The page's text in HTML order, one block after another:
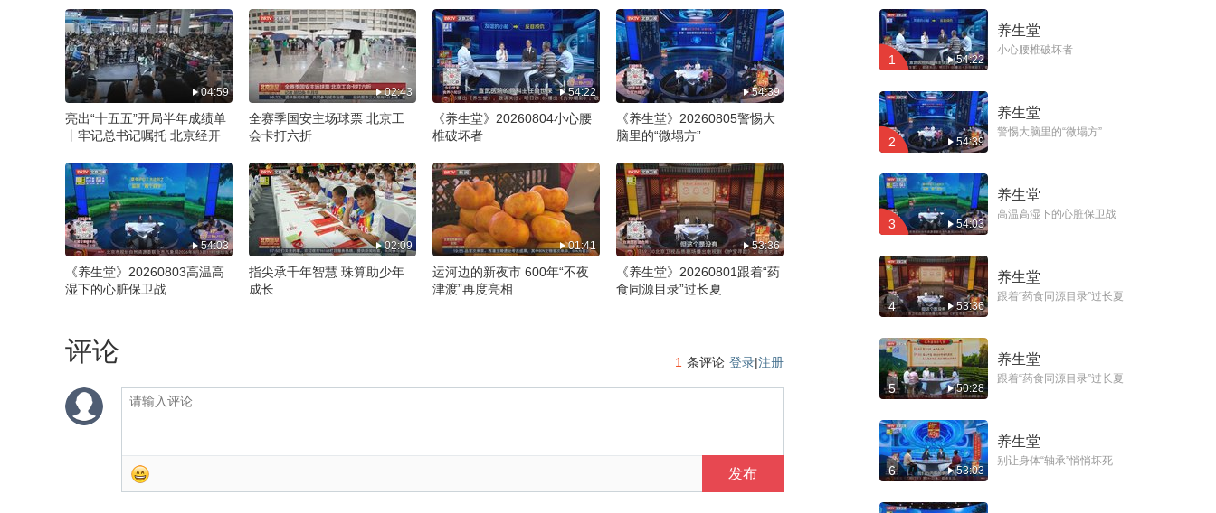
04:59
亮出“十五五”开局半年成绩单
丨牢记总书记嘱托 北京经开
02:43
全赛季国安主场球票 北京工
会卡打六折
54:22
《养生堂》20260804小心腰
椎破坏者
54:39
《养生堂》20260805警惕大
脑里的“微塌方”
54:03
《养生堂》20260803高温高
湿下的心脏保卫战
02:09
指尖承千年智慧 珠算助少年
成长
01:41
运河边的新夜市 600年“不夜
津渡”再度亮相
53:36
《养生堂》20260801跟着“药
食同源目录”过长夏
评论 1 条评论 登录|注册
发布
1 54:22
养生堂
小心腰椎破坏者
2 54:39
养生堂
警惕大脑里的“微塌方”
3 54:03
养生堂
高温高湿下的心脏保卫战
4 53:36
养生堂
跟着“药食同源目录”过长夏
5 50:28
养生堂
跟着“药食同源目录”过长夏
6 53:03
养生堂
别让身体“轴承”悄悄坏死